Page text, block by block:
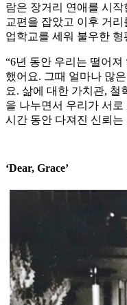
람은 장거리 연애를 시
교편을 잡았고 이후 거
업학교를 세워 불우한
“6년 동안 우리는 떨어
했어요. 그때 얼마나 많
요. 삶에 대한 가치관, 철
을 나누면서 우리가 서
시간 동안 다져진 신뢰
‘Dear, Grace’